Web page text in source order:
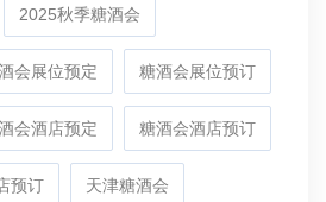
2025秋季糖酒会
会展位预定 糖酒会展位预订
会酒店预定 糖酒会酒店预订
预订 天津糖酒会